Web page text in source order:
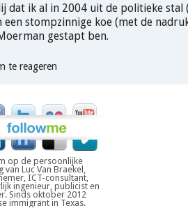
dat ik al in 2004 uit de politieke stal
een stompzinnige koe (met de
gestapt ben.
te reageren
op de persoonlijke
van Luc Van Braekel,
ICT-consultant,
ingenieur, publicist en
Sinds oktober 2012
immigrant in Texas.